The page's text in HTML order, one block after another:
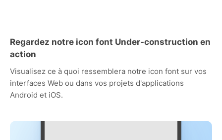
Regardez notre icon font Under-construction en
action
Visualisez ce à quoi ressemblera notre icon font sur vos
interfaces Web ou dans vos projets d'applications
Android et iOS.